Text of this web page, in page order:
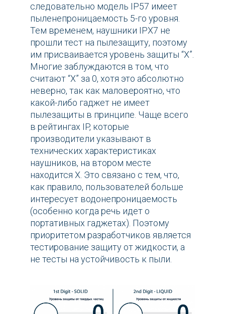
следовательно модель IP57 имеет
пыленепроницаемость 5-го уровня.
Тем временем, наушники IPX7 не
прошли тест на пылезащиту, поэтому
им присваивается уровень защиты “X”.
Многие заблуждаются в том, что
считают “X” за 0, хотя это абсолютно
неверно, так как маловероятно, что
какой-либо гаджет не имеет
пылезащиты в принципе. Чаще всего
в рейтингах IP, которые
производители указывают в
технических характеристиках
наушников, на втором месте
находится X. Это связано с тем, что,
как правило, пользователей больше
интересует водонепроницаемость
(особенно когда речь идет о
портативных гаджетах). Поэтому
приоритетом разработчиков является
тестирование защиту от жидкости, а
не тесты на устойчивость к пыли.